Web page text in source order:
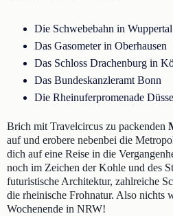
Die Schwebebahn in Wuppertal
Das Gasometer in Oberhausen
Das Schloss Drachenburg in
Das Bundeskanzleramt Bonn
Die Rheinuferpromenade
Brich mit Travelcircus zu packenden
auf und erobere nebenbei die
dich auf eine Reise in die
noch im Zeichen der Kohle und des
futuristische Architektur, zahlreiche
die rheinische Frohnatur. Also nichts
Wochenende in NRW!